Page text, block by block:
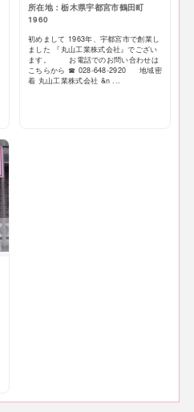
所在地：栃木県宇都宮市鶴田町
1960
初めまして 1963年、宇都宮市で創業し
ました 『丸山工業株式会社』でござい
ます。 お電話でのお問い合わせは
こちらから ☎ 028‐648‐2920 地域密
着 丸山工業株式会社 &n ...